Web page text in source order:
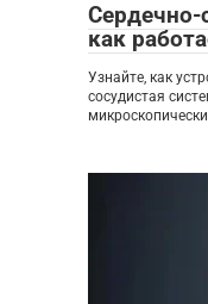
Сердечно-
как
Узнайте, как
сосудистая